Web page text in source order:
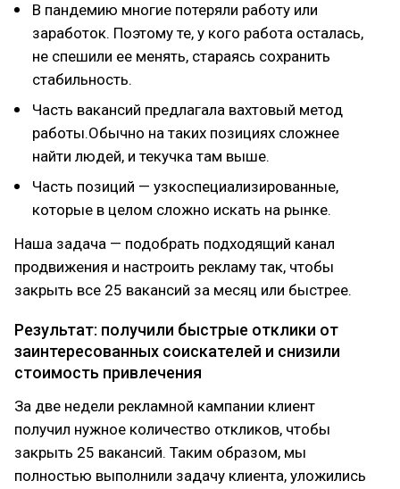
В пандемию многие потеряли работу или
заработок. Поэтому те, у кого работа осталась,
не спешили ее менять, стараясь сохранить
стабильность.
Часть вакансий предлагала вахтовый метод
работы.Обычно на таких позициях сложнее
найти людей, и текучка там выше.
Часть позиций — узкоспециализированные,
которые в целом сложно искать на рынке.
Наша задача — подобрать подходящий канал
продвижения и настроить рекламу так, чтобы
закрыть все 25 вакансий за месяц или быстрее.
Результат: получили быстрые отклики от
заинтересованных соискателей и снизили
стоимость привлечения
За две недели рекламной кампании клиент
получил нужное количество откликов, чтобы
закрыть 25 вакансий. Таким образом, мы
полностью выполнили задачу клиента, уложились